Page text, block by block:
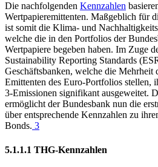
Die nachfolgenden Kennzahlen
Wertpapieremittenten. Maßgeblich für
ist somit die Klima- und
welche die in den Portfolios der
Wertpapiere begeben haben. Im Zuge
Sustainability Reporting Standards (
Geschäftsbanken, welche die Mehrheit
Emittenten des Euro-Portfolios stellen,
3-Emissionen signifikant ausgeweitet.
ermöglicht der Bundesbank nun die
über entsprechende Kennzahlen zu
Bonds. 3
5.1.1.1 THG-Kennzahlen